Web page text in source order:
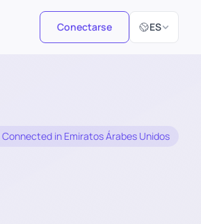
Conectarse ES
Seleccionar
Connected in Emiratos Árabes Unidos